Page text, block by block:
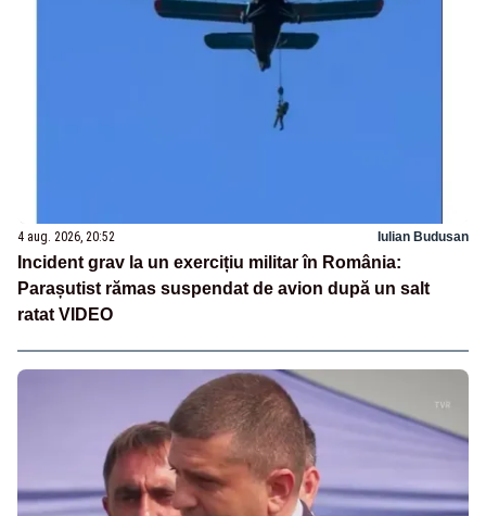
4 aug. 2026, 20:52 Iulian Budusan
Incident grav la un exercițiu militar în România:
Parașutist rămas suspendat de avion după un salt
ratat VIDEO